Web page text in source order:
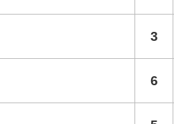
3
6